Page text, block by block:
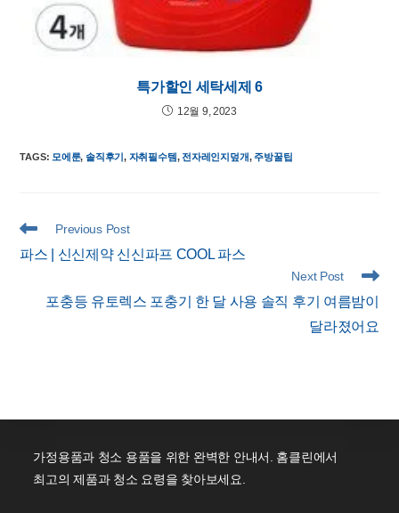
특가할인 세탁세제 6
12월 9, 2023
TAGS: 모에룬, 솔직후기, 자취필수템, 전자레인지덮개, 주방꿀팁
Read
articles
Previous Post
파스 | 신신제약 신신파프 COOL 파스
Next Post
포충등 유토렉스 포충기 한 달 사용 솔직 후기 여름밤이
달라졌어요
가정용품과 청소 용품을 위한 완벽한 안내서. 홈클린에서
최고의 제품과 청소 요령을 찾아보세요.